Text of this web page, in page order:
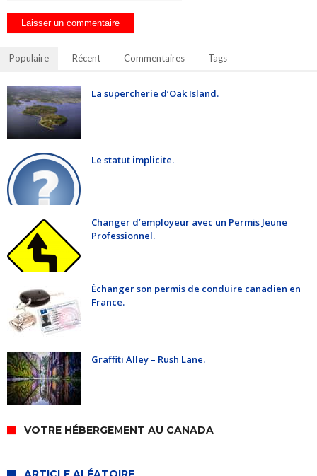
Populaire Récent Commentaires Tags
La supercherie d’Oak Island.
Le statut implicite.
Changer d’employeur avec un Permis Jeune
Professionnel.
Échanger son permis de conduire canadien en
France.
Graffiti Alley – Rush Lane.
VOTRE HÉBERGEMENT AU CANADA